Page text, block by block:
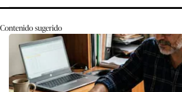
Contenido sugerido